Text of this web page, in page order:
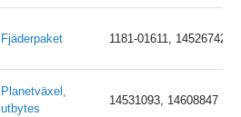
Fjäderpaket 1181-01611, 14526742,
Planetväxel,
utbytes
14531093, 14608847